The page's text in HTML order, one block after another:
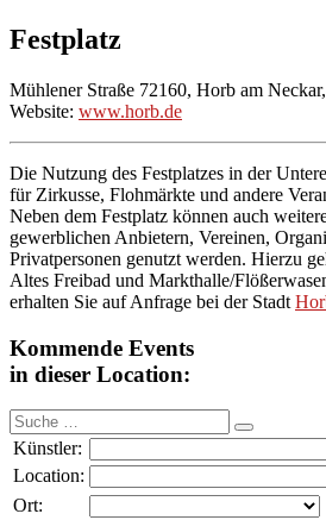
Festplatz
Mühlener Straße 72160, Horb am
Website: www.horb.de
Die Nutzung des Festplatzes in der
für Zirkusse, Flohmärkte und andere
Neben dem Festplatz können auch
gewerblichen Anbietern, Vereinen,
Privatpersonen genutzt werden. Hierzu
Altes Freibad und Markthalle/
erhalten Sie auf Anfrage bei der Stadt
Kommende Events
in dieser Location:
Suche
nach:
Künstler:
Location:
Ort: